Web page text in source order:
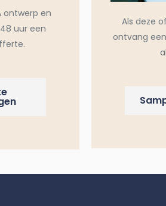
ontwerp en
uur een
Als deze
ontvang